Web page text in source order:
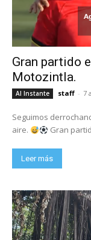
Gran partido
Motozintla.
Al Instante staff - 7
Seguimos
aire.
Gran
Leer más